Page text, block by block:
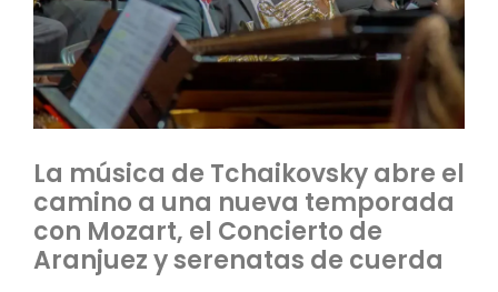
La música de Tchaikovsky abre el
camino a una nueva temporada
con Mozart, el Concierto de
Aranjuez y serenatas de cuerda